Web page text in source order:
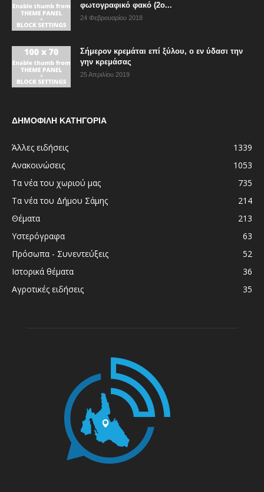
φωτογραφικό φακό (2ο...
24 Φεβρουαρίου 2018
Σήμερον κρεμάται επί ξύλου, ο εν ύδασι την
γην κρεμάσας
25 Απριλίου 2019
ΔΗΜΟΦΙΛΗ ΚΑΤΗΓΟΡΙΑ
Άλλες ειδήσεις
1339
Ανακοινώσεις
1053
Τα νέα του χωριού μας
735
Τα νέα του Δήμου Σάμης
214
Θέματα
213
Υστερόγραφα
63
Πρόσωπα - Συνεντεύξεις
52
Ιστορικά θέματα
36
Αγροτικές ειδήσεις
35